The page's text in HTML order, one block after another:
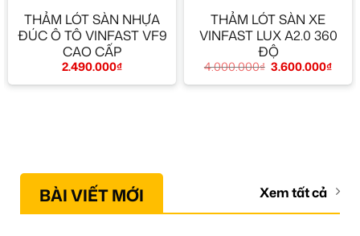
THẢM LÓT SÀN NHỰA
ĐÚC Ô TÔ VINFAST VF9
CAO CẤP
2.490.000₫
THẢM LÓT SÀN XE
VINFAST LUX A2.0 360
ĐỘ
4.000.000₫ 3.600.000₫
BÀI VIẾT MỚI Xem tất cả